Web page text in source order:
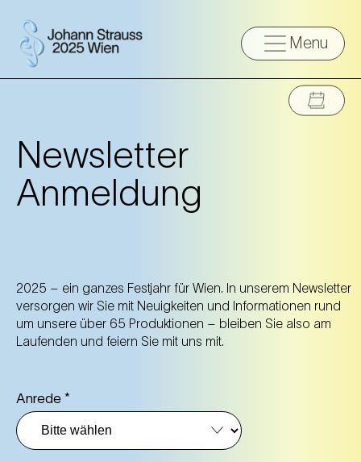
Menu
Newsletter
Anmeldung
2025 – ein ganzes Festjahr für Wien. In unserem Newsletter
versorgen wir Sie mit Neuigkeiten und Informationen rund
um unsere über 65 Produktionen – bleiben Sie also am
Laufenden und feiern Sie mit uns mit.
Anrede *